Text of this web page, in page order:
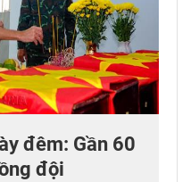
đêm: Gần 60
đội